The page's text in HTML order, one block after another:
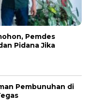
Pemdes
Pidana Jika
Pembunuhan di